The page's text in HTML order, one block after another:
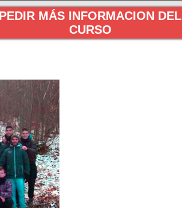
PEDIR MÁS INFORMACION DEL
CURSO